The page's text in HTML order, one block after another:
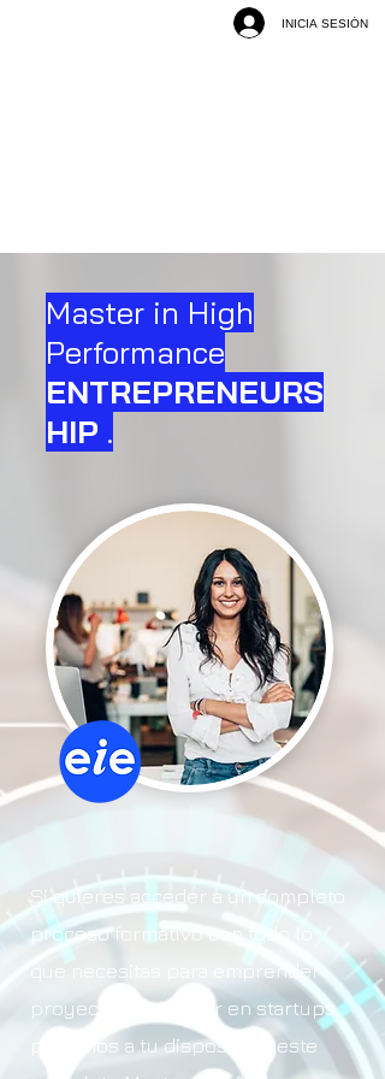
INICIA SESIÓN
Master in High
Performance
ENTREPRENEURS
HIP .
Si quieres acceder a un completo
proceso formativo con todo lo
que necesitas para emprender
proyectos o trabajar en startups,
ponemos a tu disposición este